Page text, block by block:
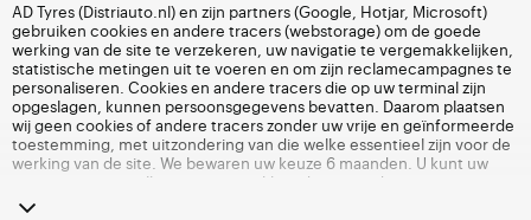
AD Tyres (Distriauto.nl) en zijn partners (Google, Hotjar, Microsoft)
gebruiken cookies en andere tracers (webstorage) om de goede
werking van de site te verzekeren, uw navigatie te vergemakkelijken,
statistische metingen uit te voeren en om zijn reclamecampagnes te
personaliseren. Cookies en andere tracers die op uw terminal zijn
opgeslagen, kunnen persoonsgegevens bevatten. Daarom plaatsen
wij geen cookies of andere tracers zonder uw vrije en geïnformeerde
toestemming, met uitzondering van die welke essentieel zijn voor de
werking van de site. We bewaren uw keuze 6 maanden. U kunt uw
toestemming op elk moment intrekken door naar de pagina over
cookies en andere tracers